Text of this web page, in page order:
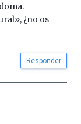
¿no os
Responder